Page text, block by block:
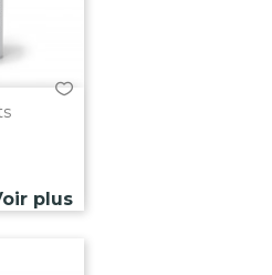
plus